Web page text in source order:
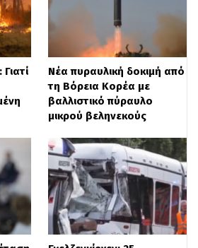
μηχανήματος. Η
συνεχίζει τις έρευνες
διαθέτει υλικό
να
τους, αναφέροντας
35/44789/26.
Νέα πυραυλική δοκιμή από
τη Βόρεια Κορέα με
βαλλιστικό πύραυλο
μικρού βεληνεκούς